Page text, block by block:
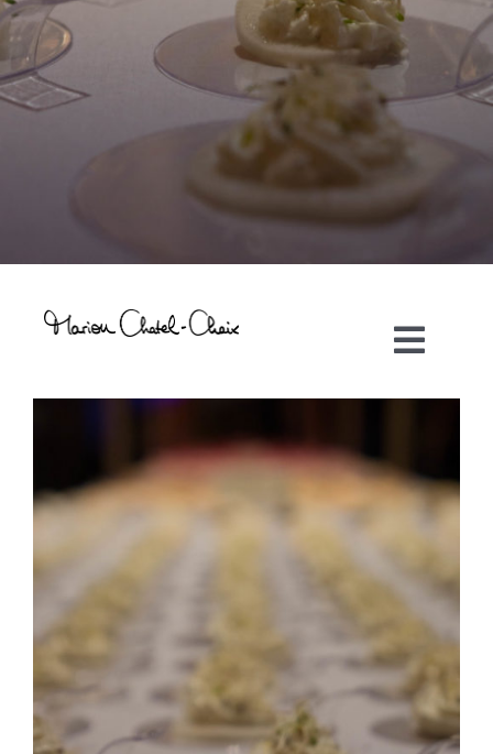
Artiste plasticienne
Collaborations
Direction créative
Références
Podcasts